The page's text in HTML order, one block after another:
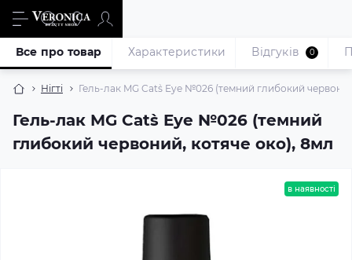
Нігті Гель-лак MG Cat`s Eye №026 (темний глибокий
Гель-лак MG Cat`s Eye №026 (темний
глибокий червоний, котяче око), 8мл
Все про товар Характеристики Відгуків 0
в наявності